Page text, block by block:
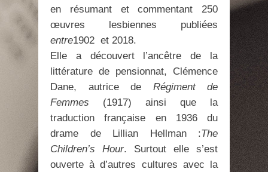
en résumant et commentant 250
œuvres lesbiennes publiées
entre1902 et 2018.
Elle a découvert l’ancêtre de la
littérature de pensionnat, Clémence
Dane, autrice de Régiment de
Femmes (1917) ainsi que la
traduction française en 1936 du
drame de Lillian Hellman :The
Children’s Hour. Surtout elle s’est
ouverte à d’autres cultures avec la